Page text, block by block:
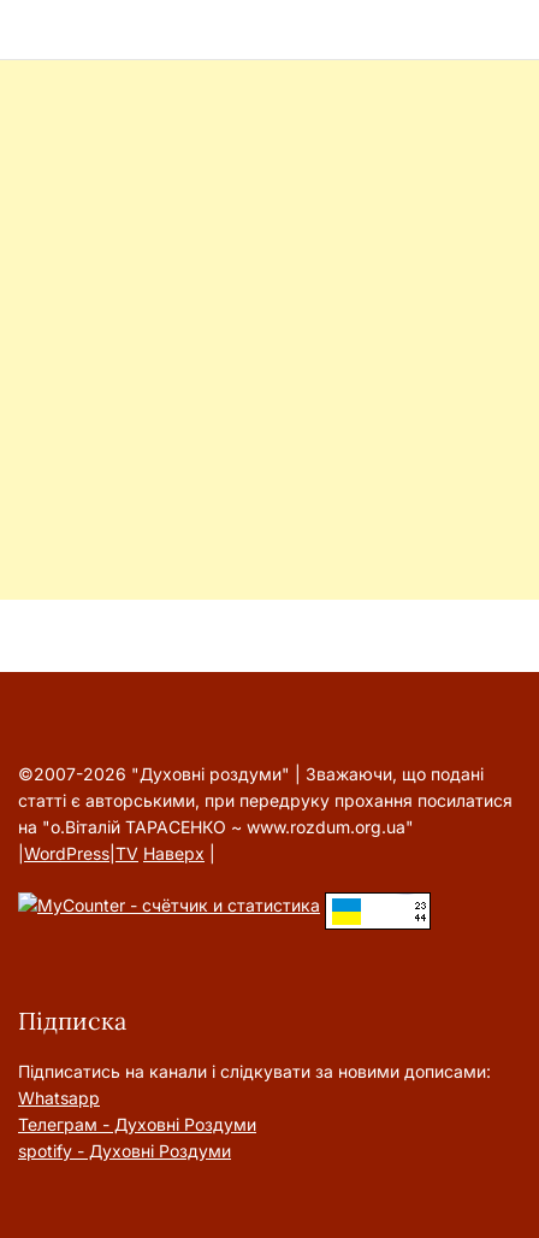
©2007-2026 "Духовні роздуми" | Зважаючи, що подані
статті є авторськими, при передруку прохання посилатися
на "о.Віталій ТАРАСЕНКО ~ www.rozdum.org.ua"
WordPress TV Наверх
Підписка
Підписатись на канали і слідкувати за новими дописами:
Whatsapp
Телеграм - Духовні Роздуми
spotify - Духовні Роздуми